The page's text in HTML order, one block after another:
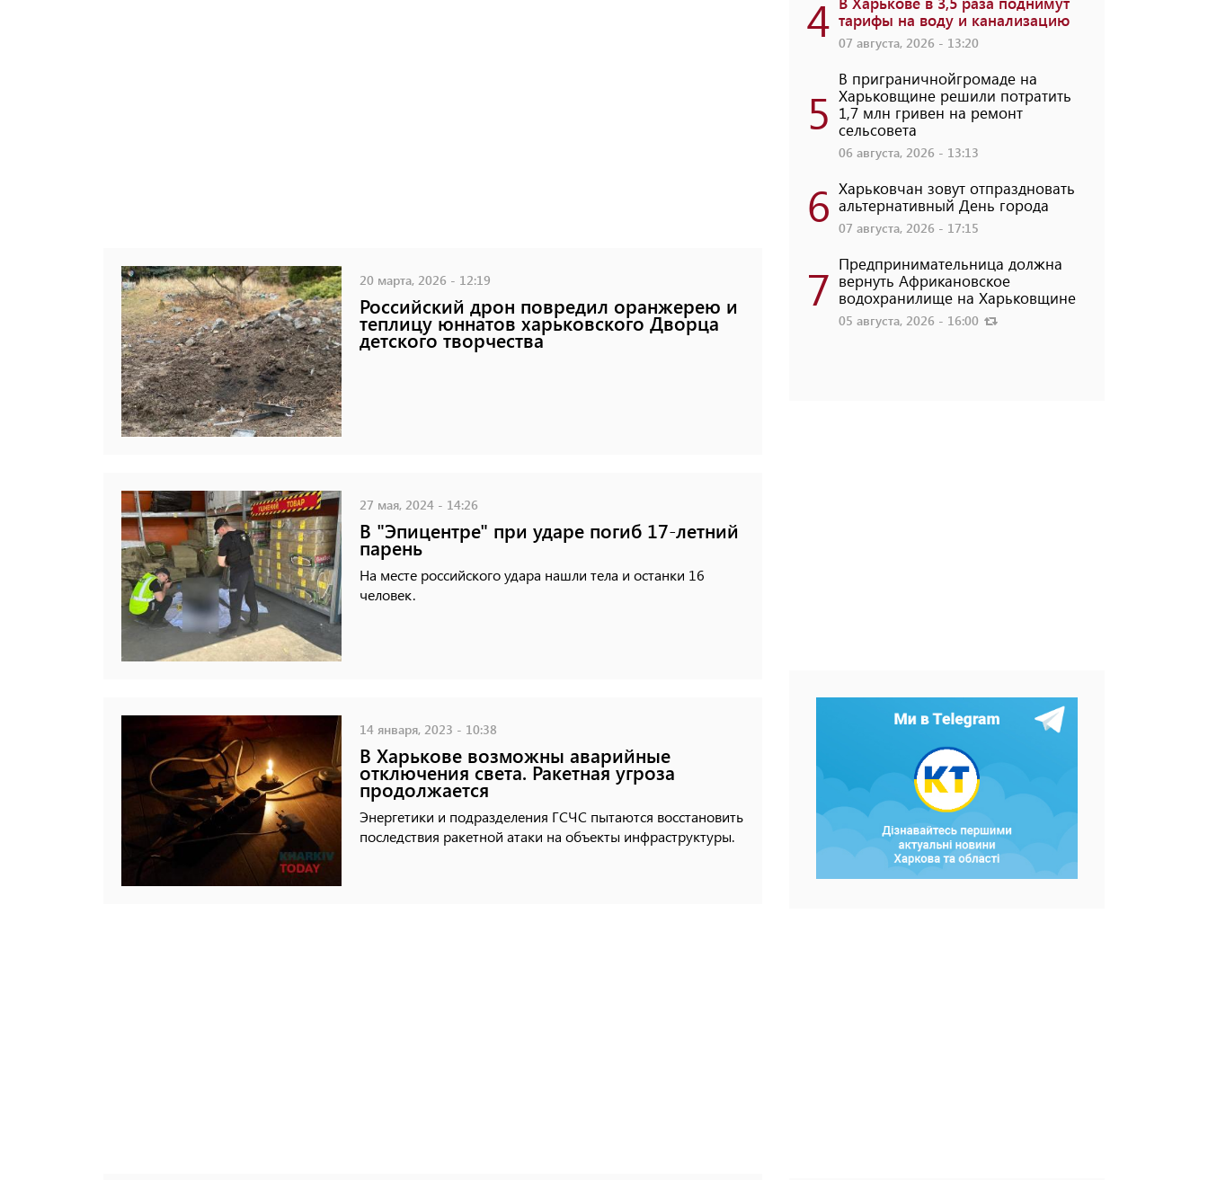
20 марта, 2026 - 12:19
Российский дрон повредил оранжерею и
теплицу юннатов харьковского Дворца
детского творчества
27 мая, 2024 - 14:26
В "Эпицентре" при ударе погиб 17-летний
парень
На месте российского удара нашли тела и останки 16
человек.
14 января, 2023 - 10:38
В Харькове возможны аварийные
отключения света. Ракетная угроза
продолжается
Энергетики и подразделения ГСЧС пытаются восстановить
последствия ракетной атаки на объекты инфраструктуры.
4 тарифы на воду и канализацию
07 августа, 2026 - 13:20
5
В приграничнойгромаде на
Харьковщине решили потратить
1,7 млн ​​гривен на ремонт
сельсовета
06 августа, 2026 - 13:13
6 Харьковчан зовут отпраздновать
альтернативный День города
07 августа, 2026 - 17:15
7 Предпринимательница должна
вернуть Африкановское
водохранилище на Харьковщине
05 августа, 2026 - 16:00